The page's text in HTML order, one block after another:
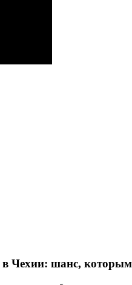
Чехии: шанс, которым